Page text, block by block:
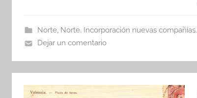
Norte, Norte. Incorporación nuevas compañías.
Dejar un comentario